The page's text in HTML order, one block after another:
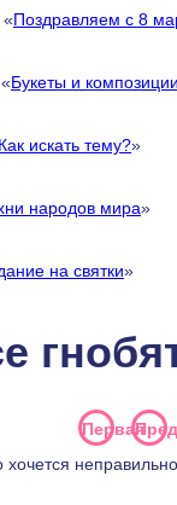
«Поздравляем с 8
Букеты и
Как искать тему?»
народов мира»
на святки»
Первая
хочется